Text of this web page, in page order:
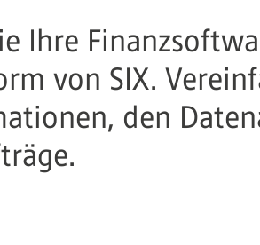
Ihre
von SIX.
den